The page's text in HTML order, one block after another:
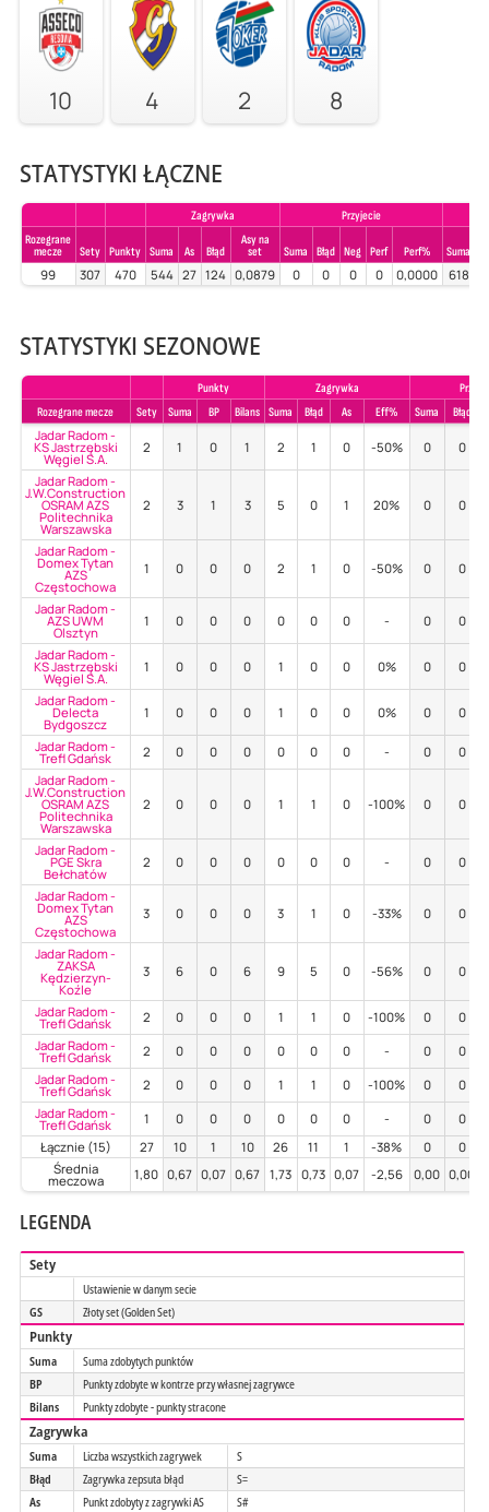
10 4 2 8
STATYSTYKI ŁĄCZNE
Zagrywka
Przyjecie
Rozegrane
mecze
Sety Punkty Suma As Błąd
Asy na
set
Suma Błąd Neg Perf Perf% Suma
99 307 470 544 27 124 0,0879 0 0 0 0 0,0000 618
STATYSTYKI SEZONOWE
Punkty Zagrywka
Rozegrane mecze
Sety Suma BP Bilans Suma Błąd As Eff% Suma Błąd
Jadar Radom -
KS Jastrzębski
Węgiel S.A.
2 1 0 1 2 1 0 -50% 0 0
Jadar Radom -
J.W.Construction
OSRAM AZS
Politechnika
Warszawska
2 3 1 3 5 0 1 20% 0 0
Jadar Radom -
Domex Tytan
AZS
Częstochowa
1 0 0 0 2 1 0 -50% 0 0
Jadar Radom -
AZS UWM
Olsztyn
1 0 0 0 0 0 0 - 0 0
Jadar Radom -
KS Jastrzębski
Węgiel S.A.
1 0 0 0 1 0 0 0% 0 0
Jadar Radom -
Delecta
Bydgoszcz
1 0 0 0 1 0 0 0% 0 0
Jadar Radom -
Trefl Gdańsk 2 0 0 0 0 0 0 - 0
0
Jadar Radom -
J.W.Construction
OSRAM AZS
Politechnika
Warszawska
2 0 0 0 1 1 0 -100% 0 0
Jadar Radom -
PGE Skra
Bełchatów
2 0 0 0 0 0 0 - 0 0
Jadar Radom -
Domex Tytan
AZS
Częstochowa
3 0 0 0 3 1 0 -33% 0 0
Jadar Radom -
ZAKSA
Kędzierzyn-
Koźle
3 6 0 6 9 5 0 -56% 0 0
Jadar Radom -
Trefl Gdańsk 2 0 0 0 1 1 0 -100% 0
0
Jadar Radom -
Trefl Gdańsk 2 0 0 0 0 0 0 - 0
0
Jadar Radom -
Trefl Gdańsk 2 0 0 0 1 1 0 -100% 0
0
Jadar Radom -
Trefl Gdańsk 1 0 0 0 0 0 0 - 0
0
Łącznie (15)
27 10 1 10 26 11 1 -38% 0 0
Średnia
meczowa 1,80 0,67 0,07 0,67 1,73 0,73 0,07 -2,56 0,00 0,00
LEGENDA
Sety
Ustawienie w danym secie
GS
Złoty set (Golden Set)
Punkty
Suma
Suma zdobytych punktów
BP
Punkty zdobyte w kontrze przy własnej zagrywce
Bilans
Punkty zdobyte - punkty stracone
Zagrywka
Suma Liczba wszystkich zagrywek
S
Błąd
Zagrywka zepsuta błąd
S=
As
Punkt zdobyty z zagrywki AS
S#